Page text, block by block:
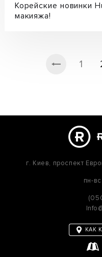
Корейские новинки
макияжа!
1
г. Киев, проспект
пн-вс
КАК